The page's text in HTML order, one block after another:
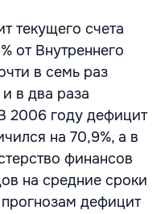
текущего счета
от Внутреннего
в семь раз
в два раза
2006 году дефицит
на 70,9%, а в
финансов
на средние сроки
дефицит